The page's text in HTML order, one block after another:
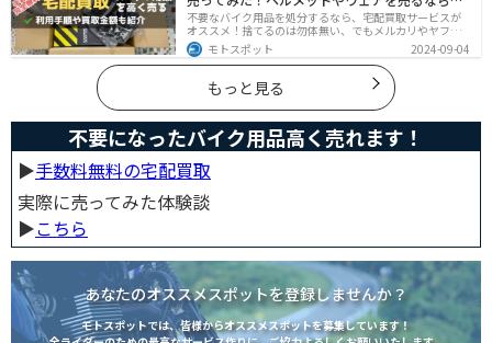
ススメ
不要なバイク用品を処分するなら、宅配買取サービスが
オススメ！捨てるのは勿体無い、でもメルカリやヤフオ
クに出すのは面倒だし手数料がかかる...STST（ストス
ト）なら手数料や送料など完全無料で、自宅から送るだ
けでOKなので超簡単に売れます！ストストを実際に使っ
てみたので、流れや買取金額などを紹介します。
モトスポット 2024-09-04
もっと見る
不要になったバイク用品高く売れます！
▶︎手数料無料の宅配買取
実際に売ってみた体験談
▶︎こちら
あなたのオススメスポットを登録しませんか？
モトスポットでは、皆様からオススメスポットを募集しています！